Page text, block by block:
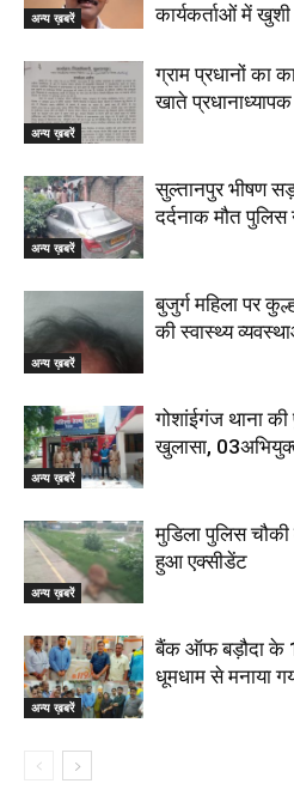
अन्य ख़बरें
कार्यकर्ताओं में खुशी
अन्य ख़बरें
ग्राम प्रधानों का
खाते
अन्य ख़बरें
सुल्तानपुर भीषण
दर्दनाक मौत
अन्य ख़बरें
बुजुर्ग महिला पर
की स्वास्थ्य
अन्य ख़बरें
गोशांईगंज थाना
खुलासा,
अन्य ख़बरें
मुडिला पुलिस
हुआ एक्सीडेंट
अन्य ख़बरें
बैंक ऑफ बड़ौदा के
धूमधाम से मनाया